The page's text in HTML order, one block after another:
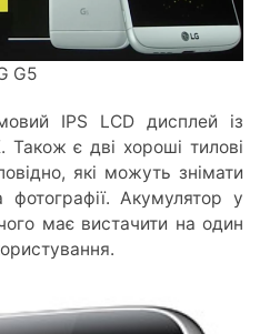
G5
IPS LCD дисплей із
Також є дві хороші тилові
які можуть знімати
фотографії. Акумулятор у
має вистачити на один